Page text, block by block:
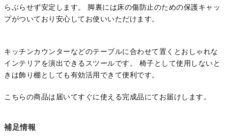
らぶらせず安定します。 脚裏には床の傷防止のための保護キャッ
プがついており安心してお使いいただけます。
キッチンカウンターなどのテーブルに合わせて置くとおしゃれな
インテリアを演出できるスツールです。 椅子として使用しないと
きは飾り棚としても有効活用できて便利です。
こちらの商品は届いてすぐに使える完成品にてお届けします。
補足情報